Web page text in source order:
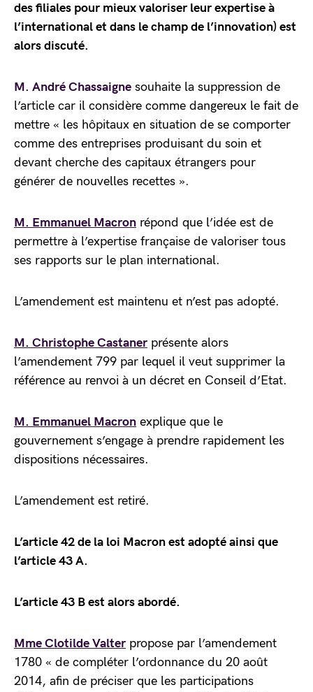
des filiales pour mieux valoriser leur expertise à
l’international et dans le champ de l’innovation) est
alors discuté.
M. André Chassaigne souhaite la suppression de
l’article car il considère comme dangereux le fait de
mettre « les hôpitaux en situation de se comporter
comme des entreprises produisant du soin et
devant cherche des capitaux étrangers pour
générer de nouvelles recettes ».
M. Emmanuel Macron répond que l’idée est de
permettre à l’expertise française de valoriser tous
ses rapports sur le plan international.
L’amendement est maintenu et n’est pas adopté.
M. Christophe Castanerprésente alors
l’amendement 799 par lequel il veut supprimer la
référence au renvoi à un décret en Conseil d’Etat.
M. Emmanuel Macron explique que le
gouvernement s’engage à prendre rapidement les
dispositions nécessaires.
L’amendement est retiré.
L’article 42 de la loi Macron est adopté ainsi que
l’article 43 A.
L’article 43 B est alors abordé.
Mme Clotilde Valterpropose par l’amendement
1780 « de compléter l’ordonnance du 20 août
2014, afin de préciser que les participations